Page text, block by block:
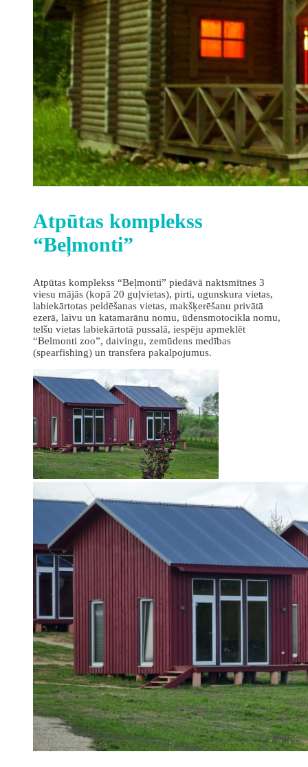
Atpūtas komplekss
“Beļmonti”
Atpūtas komplekss “Beļmonti” piedāvā naktsmītnes 3
viesu mājās (kopā 20 guļvietas), pirti, ugunskura vietas,
labiekārtotas peldēšanas vietas, makšķerēšanu privātā
ezerā, laivu un katamarānu nomu, ūdensmotocikla nomu,
telšu vietas labiekārtotā pussalā, iespēju apmeklēt
“Belmonti zoo”, daivingu, zemūdens medības
(spearfishing) un transfera pakalpojumus.